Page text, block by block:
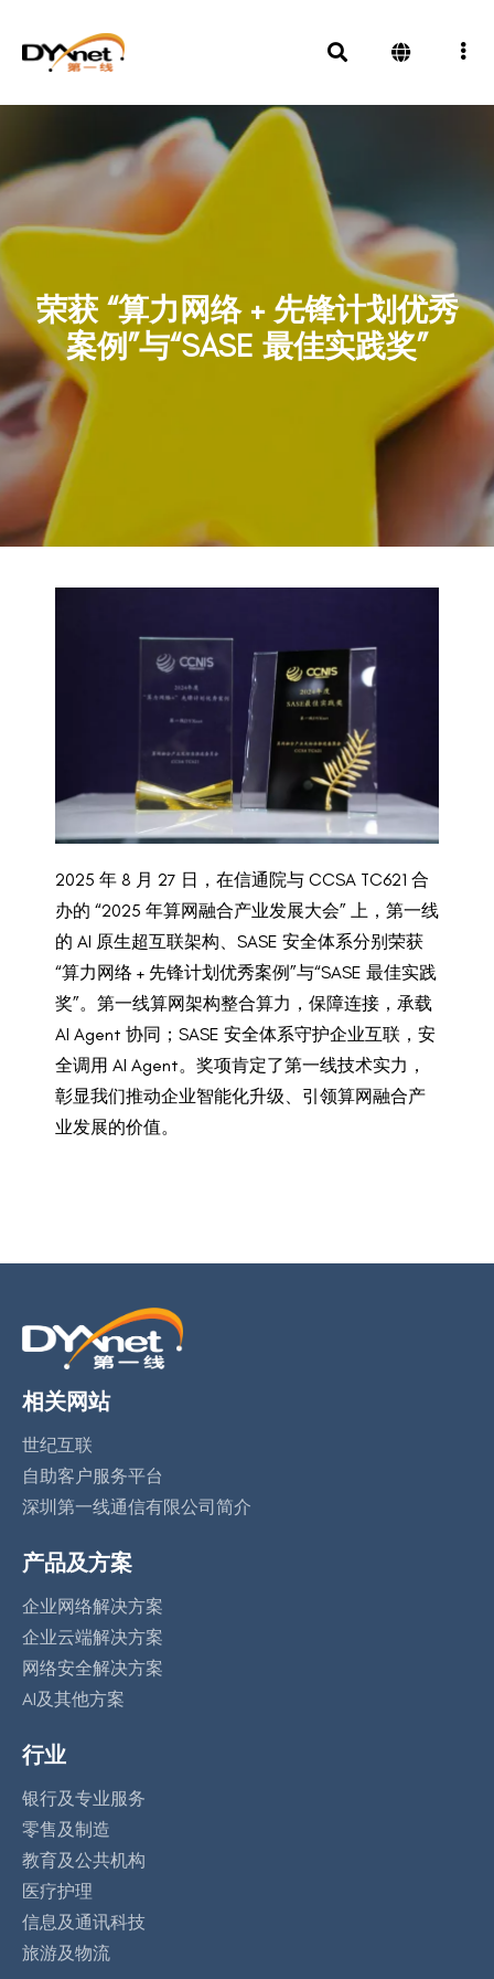
荣获 “算力网络 + 先锋计划优秀
案例”与“SASE 最佳实践奖”
奖项及殊荣
2025
2025 年 8 月 27 日，在信通院与 CCSA TC621 合
办的 “2025 年算网融合产业发展大会” 上，第一线
的 AI 原生超互联架构、SASE 安全体系分别荣获
“算力网络 + 先锋计划优秀案例”与“SASE 最佳实践
奖”。第一线算网架构整合算力，保障连接，承载
AI Agent 协同；SASE 安全体系守护企业互联，安
全调用 AI Agent。奖项肯定了第一线技术实力，
彰显我们推动企业智能化升级、引领算网融合产
业发展的价值。
相关网站
世纪互联
自助客户服务平台
深圳第一线通信有限公司简介
产品及方案
企业网络解决方案
企业云端解决方案
网络安全解决方案
AI及其他方案
行业
银行及专业服务
零售及制造
教育及公共机构
医疗护理
信息及通讯科技
旅游及物流